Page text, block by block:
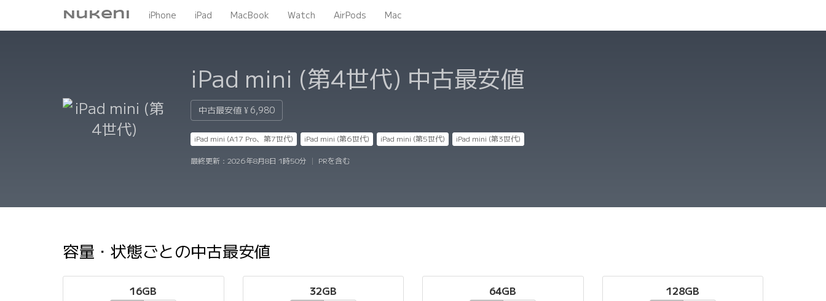
Nukeni iPhone iPad MacBook Watch AirPods Mac
iPad mini (第4世代) 中古最安値
中古最安値 ¥ 6,980
iPad mini (A17 Pro、第7世代) iPad mini (第6世代) iPad mini (第5世代) iPad mini (第3世代)
最終更新： 2026年8月8日 1時50分 PRを含む
容量・状態ごとの中古最安値
16GB 32GB 64GB 128GB